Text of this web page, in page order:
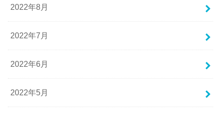
2022年8月
2022年7月
2022年6月
2022年5月